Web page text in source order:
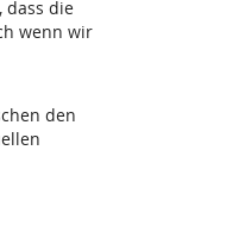
dass die
wenn wir
den